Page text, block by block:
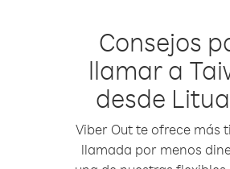
Consejos
llamar a
desde
Viber Out te ofrece más
llamada por menos